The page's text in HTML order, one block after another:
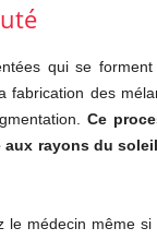
qui se
des
Ce
rayons du
médecin même